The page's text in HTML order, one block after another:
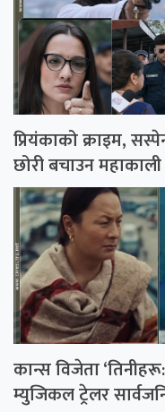
प्रियंकाको क्राइम,
छोरी बचाउन महाकाली
कान्स विजेता
म्युजिकल ट्रेलर